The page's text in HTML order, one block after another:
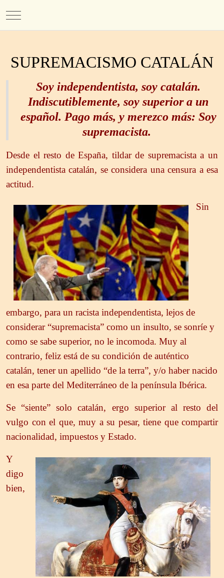
Mobile Menu Toggle
SUPREMACISMO CATALÁN
Soy independentista, soy catalán.
Indiscutiblemente, soy superior a un
español. Pago más, y merezco más: Soy
supremacista.
Desde el resto de España, tildar de supremacista a un
independentista catalán, se considera una censura a esa
actitud.
Sin
embargo, para un racista independentista, lejos de
considerar “supremacista” como un insulto, se sonríe y
como se sabe superior, no le incomoda. Muy al
contrario, feliz está de su condición de auténtico
catalán, tener un apellido “de la terra”, y/o haber nacido
en esa parte del Mediterráneo de la península Ibérica.
Se “siente” solo catalán, ergo superior al resto del
vulgo con el que, muy a su pesar, tiene que compartir
nacionalidad, impuestos y Estado.
Y
digo
bien,